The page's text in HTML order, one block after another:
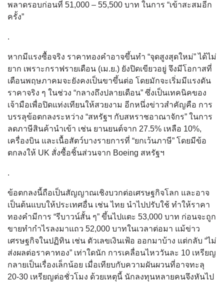
พลาดรอบก่อนที่ 51,000 – 55,500 บาท ในการ “เข้าสะสมอีก
ครั้ง”
.
หากมีแรงซื้อจริง ราคาทองคำอาจขึ้นทำ “จุดสูงสุดใหม่” ได้ไม่
ยาก เพราะกราฟรายเดือน (เม.ย.) ยังปิดเขียวอยู่ จึงมีโอกาสที่
เดือนพฤษภาคมจะยังคงเป็นขาขึ้นต่อ โดยมักจะเริ่มมีแรงดัน
ราคาจริง ๆ ในช่วง “กลางถึงปลายเดือน” ซึ่งเป็นเทคนิคของ
เจ้ามือเพื่อปิดแท่งเทียนให้สวยงาม อีกหนึ่งข่าวสำคัญคือ การ
บรรลุข้อตกลงระหว่าง “สหรัฐฯ กับสหราชอาณาจักร” ในการ
ลดภาษีสินค้านำเข้า เช่น ยานยนต์จาก 27.5% เหลือ 10%,
เครื่องบิน และเนื้อสัตว์บางรายการที่ “ยกเว้นภาษี” โดยมีข้อ
ตกลงให้ UK สั่งซื้อชิ้นส่วนจาก Boeing สหรัฐฯ
.
ข้อตกลงนี้ถือเป็นสัญญาณเชิงบวกต่อเศรษฐกิจโลก และอาจ
เป็นต้นแบบให้ประเทศอื่น เช่น ไทย นำไปปรับใช้ ทำให้ราคา
ทองคำมีการ “รีบาวน์สั้น ๆ” ขึ้นไปแตะ 53,000 บาท ก่อนจะถูก
ขายทำกำไรลงมาแถว 52,000 บาทในเวลาต่อมา แม้ข่าว
เศรษฐกิจในปฏิทิน เช่น ตัวเลขเงินเฟ้อ ออกมาบ้าง แต่กลับ “ไม่
ส่งผลต่อราคาทอง” เท่าใดนัก การเคลื่อนไหววันละ 10 เหรียญ
กลายเป็นเรื่องเล็กน้อย เมื่อเทียบกับความผันผวนที่อาจทะลุ
20-30 เหรียญต่อชั่วโมง ด้วยเหตุนี้ นักลงทุนหลายคนจึงหันไป